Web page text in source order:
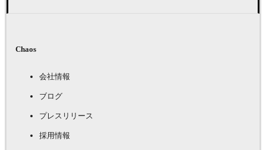
Chaos
会社情報
ブログ
プレスリリース
採用情報